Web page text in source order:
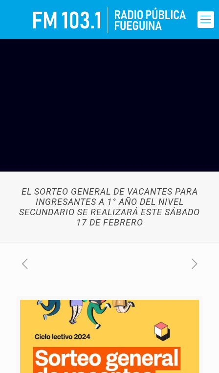
EL SORTEO GENERAL DE VACANTES PARA
INGRESANTES A 1° AÑO DEL NIVEL
SECUNDARIO SE REALIZARÁ ESTE SÁBADO
17 DE FEBRERO